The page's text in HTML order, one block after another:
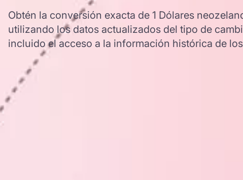
Obtén la conversión exacta de 1 Dólares
utilizando los datos actualizados del tipo de
incluido el acceso a la información histórica de